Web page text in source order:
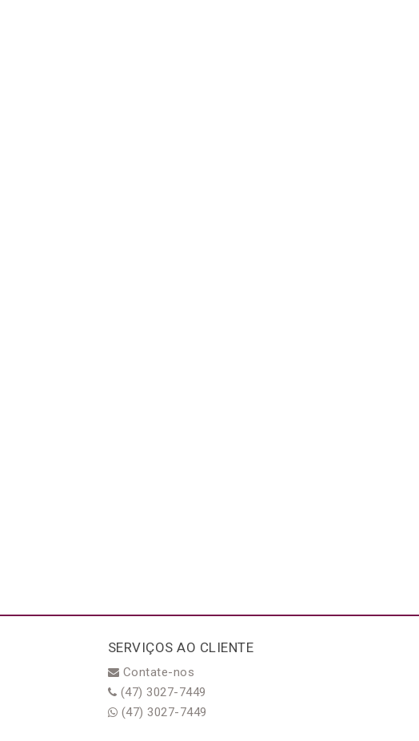
SERVIÇOS AO CLIENTE
Contate-nos
(47) 3027-7449
(47) 3027-7449